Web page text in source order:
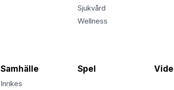
Sjukvård
Wellness
Samhälle
Inrikes
Spel